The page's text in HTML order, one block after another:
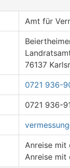
Amt für
76137
0721 936-
0721 936-
Anreise mit
Anreise mit